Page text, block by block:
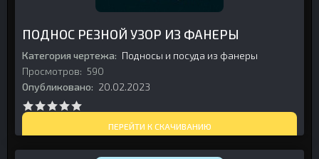
ПОДНОС РЕЗНОЙ УЗОР ИЗ ФАНЕРЫ
Категория чертежа: Подносы и посуда из фанеры
Просмотров: 590
Опубликовано: 20.02.2023
ПЕРЕЙТИ К СКАЧИВАНИЮ